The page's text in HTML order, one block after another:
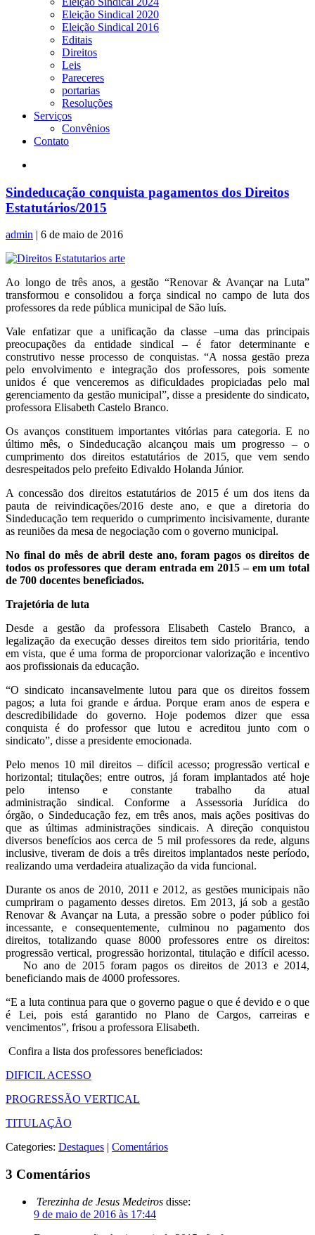
Eleição Sindical 2020
Eleição Sindical 2016
Editais
Direitos
Leis
Pareceres
portarias
Resoluções
Serviços
Convênios
Contato
Sindeducação conquista pagamentos dos Direitos
Estatutários/2015
admin | 6 de maio de 2016
Ao longo de três anos, a gestão “Renovar & Avançar na Luta”
transformou e consolidou a força sindical no campo de luta dos
professores da rede pública municipal de São luís.
Vale enfatizar que a unificação da classe –uma das principais
preocupações da entidade sindical – é fator determinante e
construtivo nesse processo de conquistas. “A nossa gestão preza
pelo envolvimento e integração dos professores, pois somente
unidos é que venceremos as dificuldades propiciadas pelo mal
gerenciamento da gestão municipal”, disse a presidente do sindicato,
professora Elisabeth Castelo Branco.
Os avanços constituem importantes vitórias para categoria. E no
último mês, o Sindeducação alcançou mais um progresso – o
cumprimento dos direitos estatutários de 2015, que vem sendo
desrespeitados pelo prefeito Edivaldo Holanda Júnior.
A concessão dos direitos estatutários de 2015 é um dos itens da
pauta de reivindicações/2016 deste ano, e que a diretoria do
Sindeducação tem requerido o cumprimento incisivamente, durante
as reuniões da mesa de negociação com o governo municipal.
No final do mês de abril deste ano, foram pagos os direitos de
todos os professores que deram entrada em 2015 – em um total
de 700 docentes beneficiados.
Trajetória de luta
Desde a gestão da professora Elisabeth Castelo Branco, a
legalização da execução desses direitos tem sido prioritária, tendo
em vista, que é uma forma de proporcionar valorização e incentivo
aos profissionais da educação.
“O sindicato incansavelmente lutou para que os direitos fossem
pagos; a luta foi grande e árdua. Porque eram anos de espera e
descredibilidade do governo. Hoje podemos dizer que essa
conquista é do professor que lutou e acreditou junto com o
sindicato”, disse a presidente emocionada.
Pelo menos 10 mil direitos – difícil acesso; progressão vertical e
horizontal; titulações; entre outros, já foram implantados até hoje
pelo intenso e constante trabalho da atual
administração sindical. Conforme a Assessoria Jurídica do
órgão, o Sindeducação fez, em três anos, mais ações positivas do
que as últimas administrações sindicais. A direção conquistou
diversos benefícios aos cerca de 5 mil professores da rede, alguns
inclusive, tiveram de dois a três direitos implantados neste período,
realizando uma verdadeira atualização da vida funcional.
Durante os anos de 2010, 2011 e 2012, as gestões municipais não
cumpriram o pagamento desses diretos. Em 2013, já sob a gestão
Renovar & Avançar na Luta, a pressão sobre o poder público foi
incessante, e consequentemente, culminou no pagamento dos
direitos, totalizando quase 8000 professores entre os direitos:
progressão vertical, progressão horizontal, titulação e difícil acesso.
No ano de 2015 foram pagos os direitos de 2013 e 2014,
beneficiando mais de 4000 professores.
“E a luta continua para que o governo pague o que é devido e o que
é Lei, pois está garantido no Plano de Cargos, carreiras e
vencimentos”, frisou a professora Elisabeth.
Confira a lista dos professores beneficiados:
DIFICIL ACESSO
PROGRESSÃO VERTICAL
TITULAÇÃO
Categories: Destaques | Comentários
3 Comentários
Terezinha de Jesus Medeiros disse:
9 de maio de 2016 às 17:44